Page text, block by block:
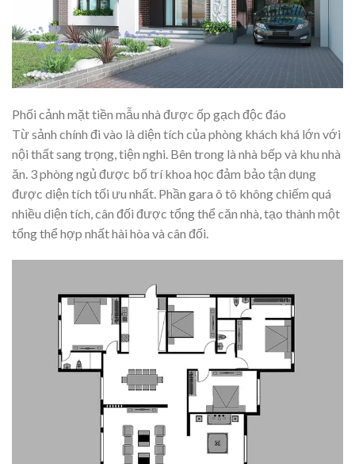
Phối cảnh mặt tiền mẫu nhà được ốp gạch độc đáo
Từ sảnh chính đi vào là diện tích của phòng khách khá lớn với
nội thất sang trọng, tiện nghi. Bên trong là nhà bếp và khu nhà
ăn. 3 phòng ngủ được bố trí khoa học đảm bảo tận dụng
được diện tích tối ưu nhất. Phần gara ô tô không chiếm quá
nhiều diện tích, cân đối được tổng thể căn nhà, tạo thành một
tổng thể hợp nhất hài hòa và cân đối.